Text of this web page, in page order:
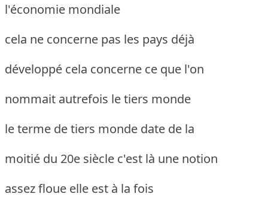
l'économie mondiale
cela ne concerne pas les pays déjà
développé cela concerne ce que l'on
nommait autrefois le tiers monde
le terme de tiers monde date de la
moitié du 20e siècle c'est là une notion
assez floue elle est à la fois